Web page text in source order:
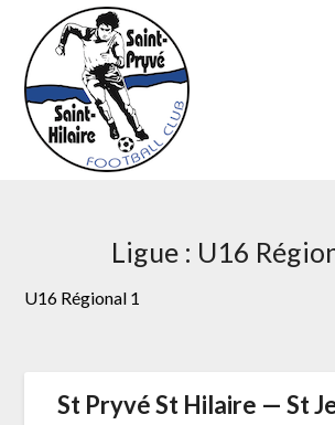
content
Ligue : U16
U16 Régional 1
St Pryvé St Hilaire — St